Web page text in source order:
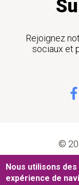
Rejoignez
sociaux et
©
Pied
Conditions
Nous utilisons
expérience de